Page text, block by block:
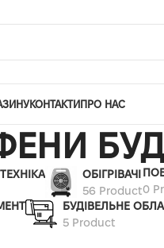
КОНТАКТИПРО НАС
ОБІГРІВАЧІ
56 Product0
БУДІВЕЛЬНЕ
5 Product